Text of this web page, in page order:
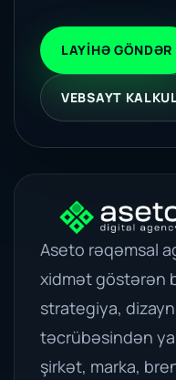
LAYIHƏ GÖNDƏR
VEBSAYT
Aseto rəqəmsal
xidmət göstərən
strategiya,
təcrübəsindən
şirkət, marka,